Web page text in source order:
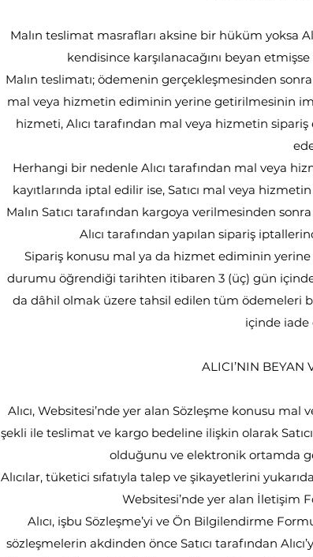
Malın teslimat masrafları aksine bir hüküm yoksa
kendisince karşılanacağını beyan
Malın teslimatı; ödemenin gerçekleşmesinden
mal veya hizmetin ediminin yerine getirilmesinin
hizmeti, Alıcı tarafından mal veya hizmetin
Herhangi bir nedenle Alıcı tarafından mal veya
kayıtlarında iptal edilir ise, Satıcı mal veya
Malın Satıcı tarafından kargoya verilmesinden
Alıcı tarafından yapılan sipariş
Sipariş konusu mal ya da hizmet ediminin yerine
durumu öğrendiği tarihten itibaren 3 (üç) gün içinde
da dâhil olmak üzere tahsil edilen tüm ödemeleri
içinde iade
ALICI’NIN BEYAN
Alıcı, Websitesi’nde yer alan Sözleşme konusu
şekli ile teslimat ve kargo bedeline ilişkin olarak
olduğunu ve elektronik ortamda
Alıcılar, tüketici sıfatıyla talep ve şikayetlerini
Websitesi’nde yer alan İletişim
Alıcı, işbu Sözleşme’yi ve Ön Bilgilendirme
sözleşmelerin akdinden önce Satıcı tarafından